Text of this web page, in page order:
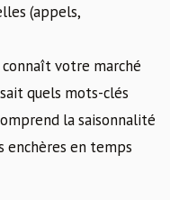
(appels,
connaît votre marché
quels mots-clés
la saisonnalité
enchères en temps